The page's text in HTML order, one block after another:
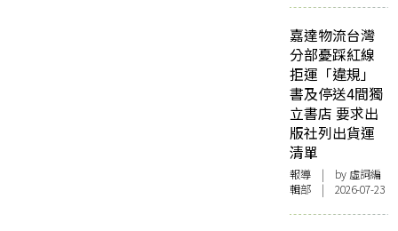
嘉達物流台灣
分部憂踩紅線
拒運「違規」
書及停送4間獨
立書店 要求出
版社列出貨運
清單
報導 | by 虛詞編
輯部 | 2026-07-23